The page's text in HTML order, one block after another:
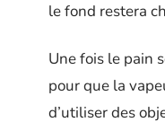
le fond restera
Une fois le pain
pour que la
d’utiliser des